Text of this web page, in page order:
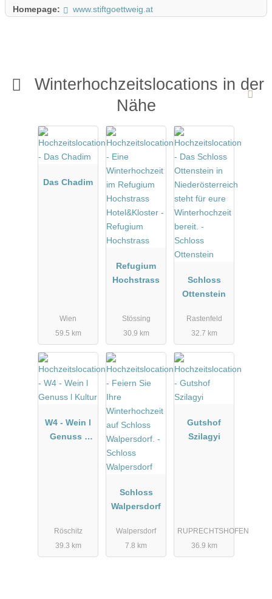
Homepage: www.stiftgoettweig.at
Winterhochzeitslocations in der
Nähe
Das Chadim
Wien
59.5 km
Refugium
Hochstrass
Stössing
30.9 km
Schloss
Ottenstein
Rastenfeld
32.7 km
W4 - Wein l
Genuss l
Röschitz
39.3 km
Schloss
Walpersdorf
Walpersdorf
7.8 km
Gutshof
Szilagyi
RUPRECHTSHOFEN
36.9 km